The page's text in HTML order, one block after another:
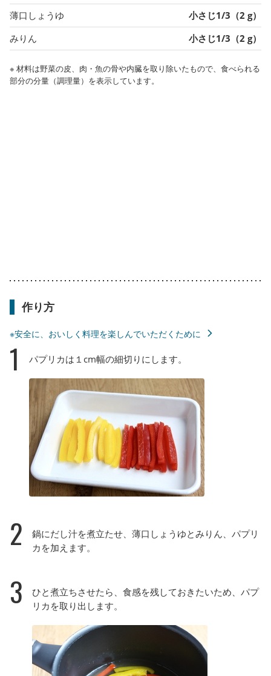
薄口しょうゆ
小さじ1/3（2 g）
みりん
小さじ1/3（2 g）
※ 材料は野菜の皮、肉・魚の骨や内臓を取り除いたもので、食べられる
部分の分量（調理量）を表示しています。
作り方
※安全に、おいしく料理を楽しんでいただくために
1 パプリカは１cm幅の細切りにします。
2
鍋にだし汁を煮立たせ、薄口しょうゆとみりん、パプリ
カを加えます。
3
ひと煮立ちさせたら、食感を残しておきたいため、パプ
リカを取り出します。